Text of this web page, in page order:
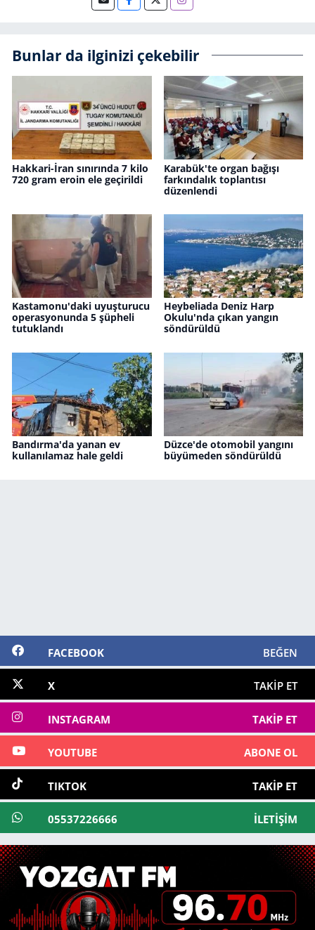
Bunlar da ilginizi çekebilir
Hakkari-İran sınırında 7 kilo
720 gram eroin ele geçirildi
Karabük'te organ bağışı
farkındalık toplantısı
düzenlendi
Kastamonu'daki uyuşturucu
operasyonunda 5 şüpheli
tutuklandı
Heybeliada Deniz Harp
Okulu'nda çıkan yangın
söndürüldü
Bandırma'da yanan ev
kullanılamaz hale geldi
Düzce'de otomobil yangını
büyümeden söndürüldü
FACEBOOK BEĞEN
X TAKIP ET
INSTAGRAM TAKIP ET
YOUTUBE ABONE OL
TIKTOK TAKIP ET
05537226666 İLETIŞIM